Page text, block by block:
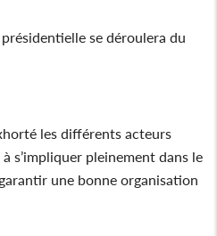
se déroulera du
les différents acteurs
s’impliquer pleinement dans le
une bonne organisation